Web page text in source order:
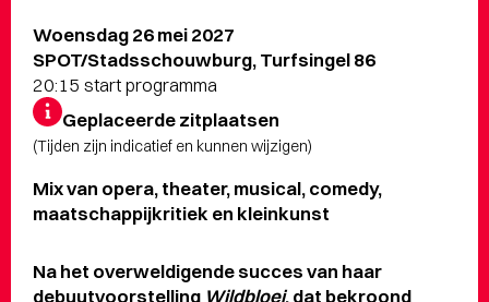
Woensdag 26 mei 2027
SPOT/Stadsschouwburg, Turfsingel 86
20:15 start programma
Geplaceerde zitplaatsen
(Tijden zijn indicatief en kunnen wijzigen)
Mix van opera, theater, musical, comedy,
maatschappijkritiek en kleinkunst
Na het overweldigende succes van haar
debuutvoorstelling Wildbloei, dat bekroond